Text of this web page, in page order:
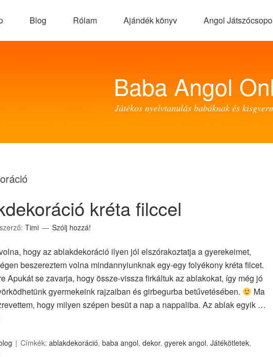
Blog Rólam Ajándék könyv Angol
Baba Angol
Játékos nyelvtanulás babáknak és
kréta filccel
szerző: Timi Szólj hozzá!
hogy az ablakdekoráció ilyen jól elszórakoztatja a gyerekeimet,
beszereztem volna mindannyiunknak egy-egy folyékony kréta filcet.
Apukát se zavarja, hogy össze-vissza firkáltuk az ablakokat, így még jó
gyermekeink rajzaiban és girbegurba betűvetésében.
Ma
hogy milyen szépen besüt a nap a nappaliba. Az ablak egyik …
Címkék: ablakdekoráció, baba angol, dekor, gyerek angol, Játékötletek,